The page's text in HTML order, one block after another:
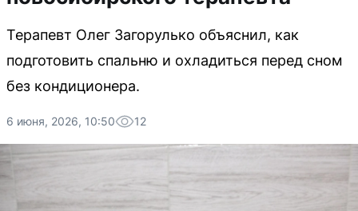
Терапевт Олег Загорулько объяснил, как
подготовить спальню и охладиться перед сном
без кондиционера.
6 июня, 2026, 10:50 12